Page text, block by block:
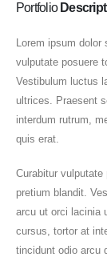
Portfolio
Lorem ipsum
vulputate posuere
Vestibulum luctus
ultrices. Praesent
interdum rutrum,
quis erat.
Curabitur
pretium blandit.
arcu ut orci lacinia
cursus, tortor at
tincidunt odio arcu